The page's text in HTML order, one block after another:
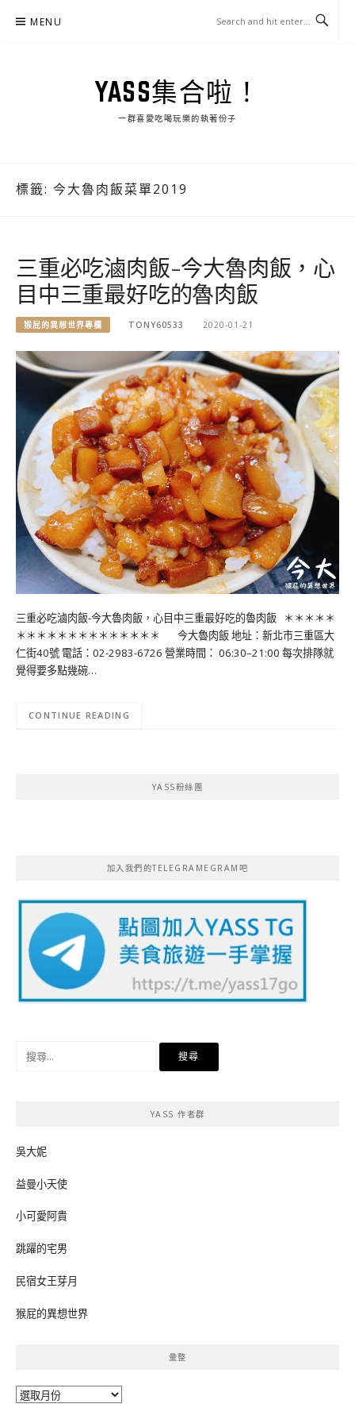
MENU
YASS集合啦！
一群喜愛吃喝玩樂的執著份子
標籤: 今大魯肉飯菜單2019
三重必吃滷肉飯-今大魯肉飯，心
目中三重最好吃的魯肉飯
猴屁的異想世界專欄 TONY60533 2020-01-21
三重必吃滷肉飯-今大魯肉飯，心目中三重最好吃的魯肉飯 ＊＊＊＊＊
＊＊＊＊＊＊＊＊＊＊＊＊＊＊ 今大魯肉飯 地址：新北市三重區大
仁街40號 電話：02-2983-6726 營業時間： 06:30–21:00 每次排隊就
覺得要多點幾碗…
CONTINUE READING
YASS粉絲團
加入我們的TELEGRAMEGRAM吧
YASS 作者群
吳大妮
益曼小天使
小可愛阿貴
跳躍的宅男
民宿女王芽月
猴屁的異想世界
彙整
彙